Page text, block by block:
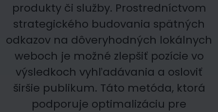
produkty či služby. Prostredníctvom
strategického budovania spätných
odkazov na dôveryhodných lokálnych
weboch je možné zlepšiť pozície vo
výsledkoch vyhľadávania a osloviť
širšie publikum. Táto metóda, ktorá
podporuje optimalizáciu pre